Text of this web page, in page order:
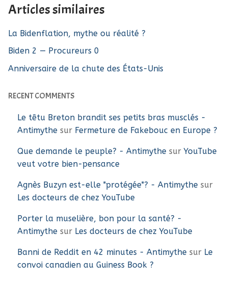
Articles similaires
La Bidenflation, mythe ou réalité ?
Biden 2 — Procureurs 0
Anniversaire de la chute des États-Unis
RECENT COMMENTS
Le têtu Breton brandit ses petits bras musclés -
Antimythe sur Fermeture de Fakebouc en Europe ?
Que demande le peuple? - Antimythe sur YouTube
veut votre bien-pensance
Agnès Buzyn est-elle "protégée"? - Antimythe sur
Les docteurs de chez YouTube
Porter la muselière, bon pour la santé? -
Antimythe sur Les docteurs de chez YouTube
Banni de Reddit en 42 minutes - Antimythe sur Le
convoi canadien au Guiness Book ?